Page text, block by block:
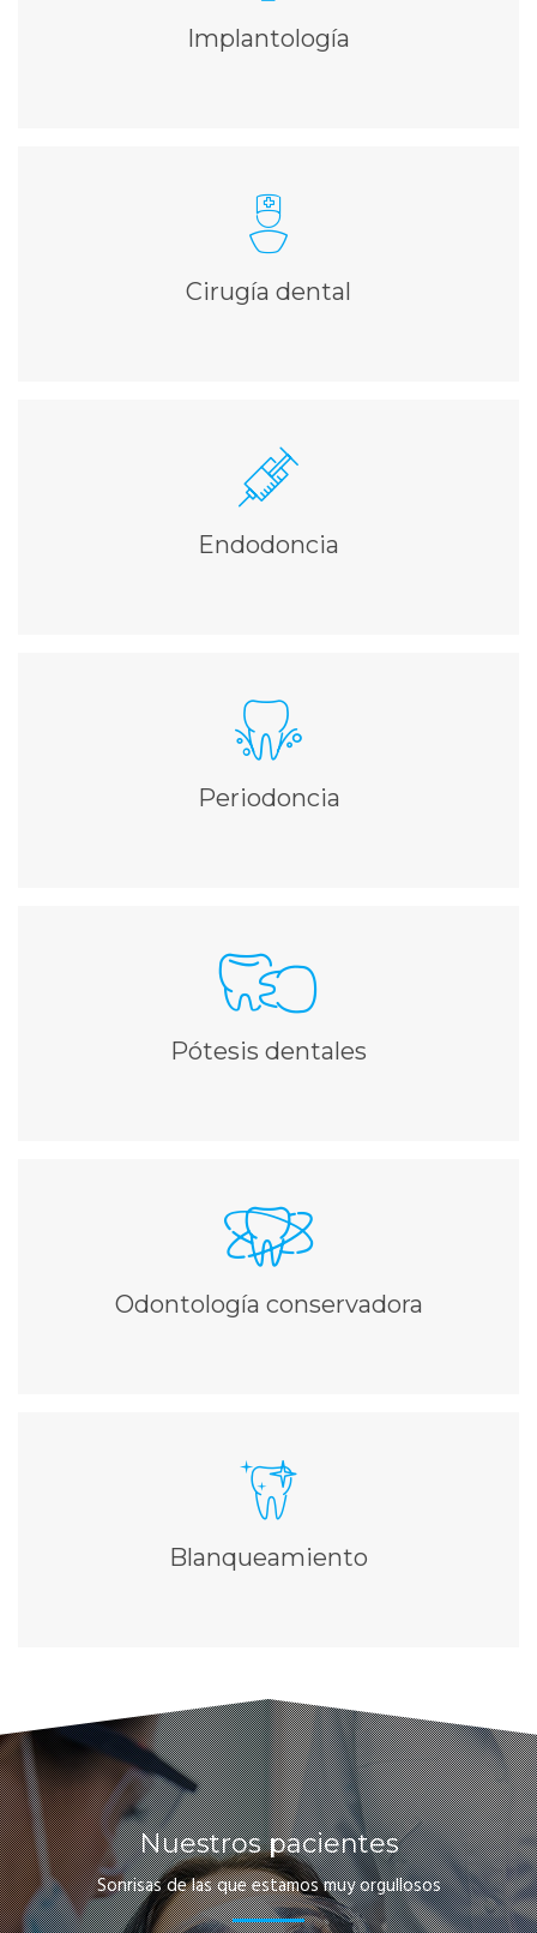
Implantología
Cirugía dental
CIRUGÍA DENTAL
Extracciones, Láser y detección y tratamiento de
Endodoncia
ENDODONCIA
Tratamiento para eliminar la infección del tejido pulpar de
Periodoncia
PERIODONCIA
Tratamos enfermedades como las gingivitis y las
Pótesis dentales
PÓTESIS DENTALES
Prótesis removibles, fijas y carillas de porcelana
Ampliar información
Odontología conservadora
ODONTOLOGÍA CONSERVADORA
Técnicas para la conservación de las piezas dentales y el
Blanqueamiento
BLANQUEAMIENTO
Unos dientes mas blancos y brillantes sin que se vea
Nuestros pacientes
Sonrisas de las que estamos muy orgullosos